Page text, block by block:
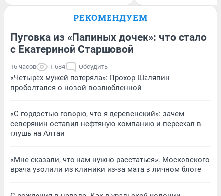
РЕКОМЕНДУЕМ
Пуговка из «Папиных дочек»: что стало
с Екатериной Старшовой
16 часов 1 684 Обсудить
«Четырех мужей потеряла»: Прохор Шаляпин
проболтался о новой возлюбленной
«С гордостью говорю, что я деревенский»: зачем
северянин оставил нефтяную компанию и переехал в
глушь на Алтай
«Мне сказали, что нам нужно расстаться». Московского
врача уволили из клиники из-за мата в личном блоге